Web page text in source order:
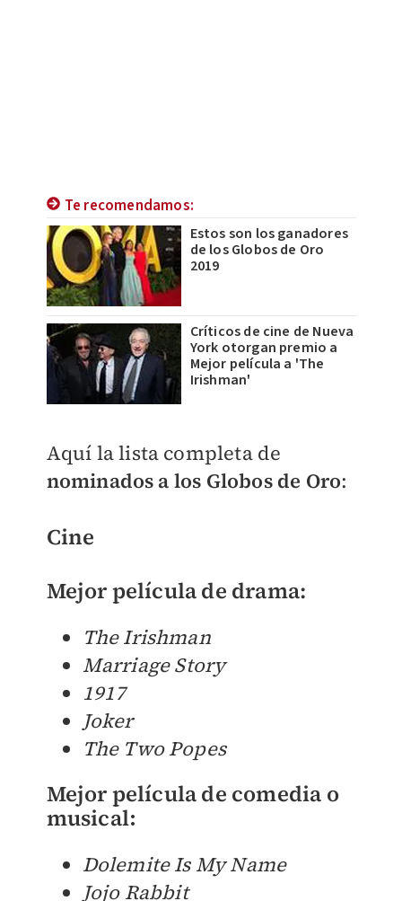
Te recomendamos:
Estos son los ganadores
de los Globos de Oro
2019
Críticos de cine de Nueva
York otorgan premio a
Mejor película a 'The
Irishman'
Aquí la lista completa de
nominados a los Globos de Oro:
Cine
Mejor película de drama:
The Irishman
Marriage Story
1917
Joker
The Two Popes
Mejor película de comedia o
musical:
Dolemite Is My Name
Jojo Rabbit